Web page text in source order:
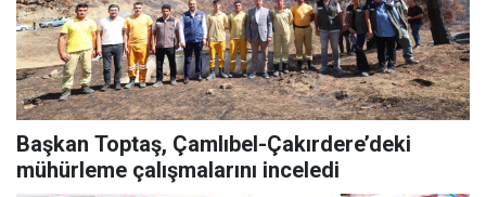
Başkan Toptaş, Çamlıbel-Çakırdere’deki
mühürleme çalışmalarını inceledi